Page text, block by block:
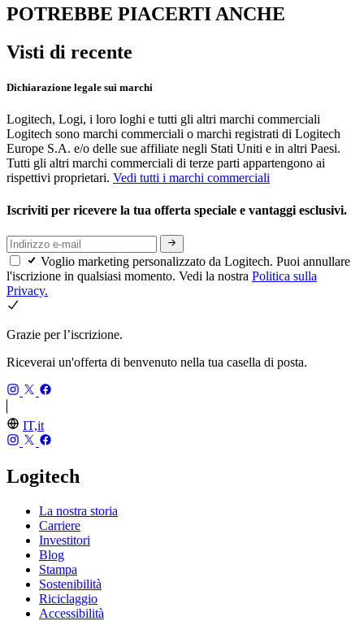
POTREBBE PIACERTI ANCHE
Visti di recente
Dichiarazione legale sui marchi
Logitech, Logi, i loro loghi e tutti gli altri marchi commerciali
Logitech sono marchi commerciali o marchi registrati di Logitech
Europe S.A. e/o delle sue affiliate negli Stati Uniti e in altri Paesi.
Tutti gli altri marchi commerciali di terze parti appartengono ai
rispettivi proprietari. Vedi tutti i marchi commerciali
Iscriviti per ricevere la tua offerta speciale e vantaggi esclusivi.
Voglio marketing personalizzato da Logitech. Puoi annullare
l'iscrizione in qualsiasi momento. Vedi la nostra Politica sulla
Privacy.
Grazie per l’iscrizione.
Riceverai un'offerta di benvenuto nella tua casella di posta.
IT,it
Logitech
La nostra storia
Carriere
Investitori
Blog
Stampa
Sostenibilità
Riciclaggio
Accessibilità